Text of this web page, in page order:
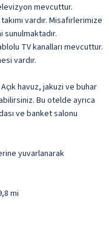
mevcuttur.
vardır. Misafirlerimize
TV kanalları mevcuttur.
vardır.
havuz, jakuzi ve buhar
Bu otelde ayrıca
ve banket salonu
yuvarlanarak
mi